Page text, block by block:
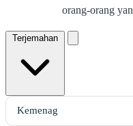
orang-orang
Terjemahan